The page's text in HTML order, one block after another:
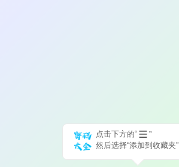
点击下方的“
”
然后选择“添加到收藏夹”